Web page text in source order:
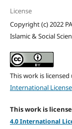
License
Copyright (c) 2022
Islamic & Social
This work is licensed
International License
This work is
4.0 International